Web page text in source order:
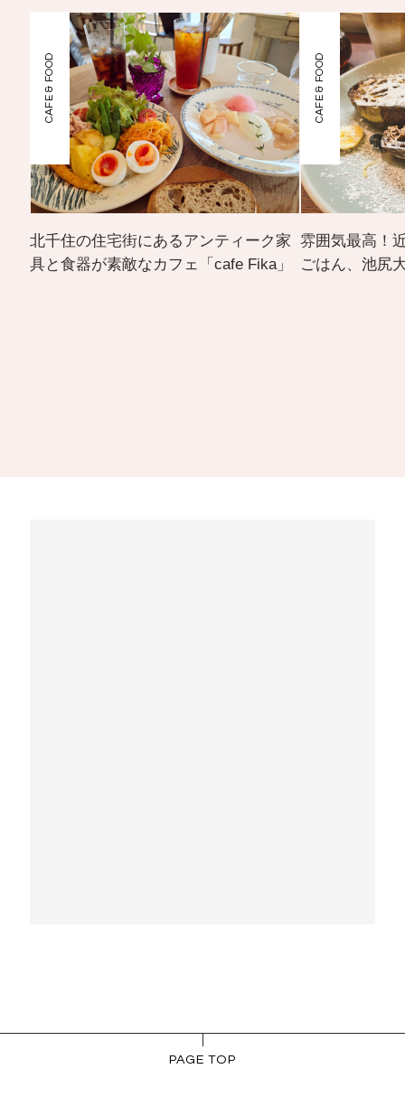
CAFE & FOOD
北千住の住宅街にあるアンティーク家
具と食器が素敵なカフェ「cafe Fika」
CAFE & FOOD
雰囲気最高！
ごはん、池尻
PAGE TOP